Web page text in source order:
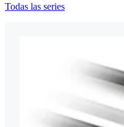
Todas las series